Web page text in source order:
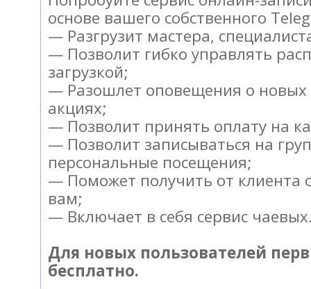
основе вашего собственного
— Разгрузит мастера,
— Позволит гибко управлять
загрузкой;
— Разошлет оповещения о новых
акциях;
— Позволит принять оплату на
— Позволит записываться на
персональные посещения;
— Поможет получить от клиента
вам;
— Включает в себя сервис
Для новых пользователей
бесплатно.